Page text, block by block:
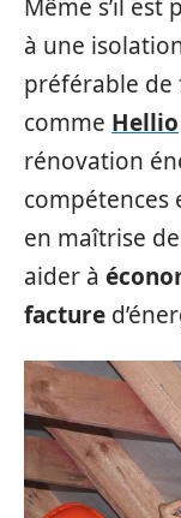
Même s’il est
à une
préférable de
comme Hellio
rénovation
compétences
en maîtrise
aider à
facture